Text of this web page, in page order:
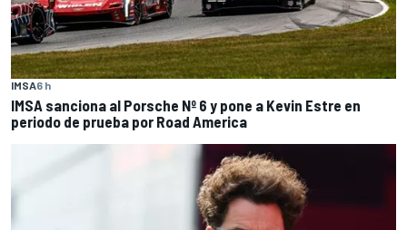
IMSA6 h
IMSA sanciona al Porsche Nº 6 y pone a Kevin Estre en
periodo de prueba por Road America